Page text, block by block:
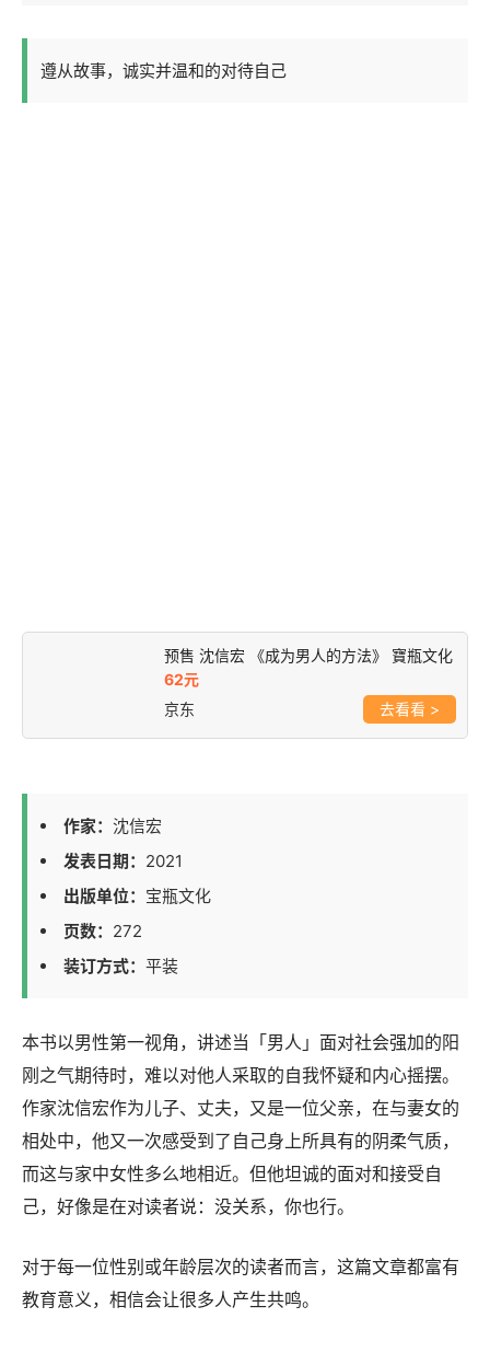
遵从故事，诚实并温和的对待自己
预售 沈信宏 《成为男人的方法》 寶瓶文化
62元
京东
>
作家： 沈信宏
发表日期： 2021
出版单位： 宝瓶文化
页数： 272
装订方式： 平装
本书以男性第一视角，讲述当「男人」面对社会强加的阳
刚之气期待时，难以对他人采取的自我怀疑和内心摇摆。
作家沈信宏作为儿子、丈夫，又是一位父亲，在与妻女的
相处中，他又一次感受到了自己身上所具有的阴柔气质，
而这与家中女性多么地相近。但他坦诚的面对和接受自
己，好像是在对读者说：没关系，你也行。
对于每一位性别或年龄层次的读者而言，这篇文章都富有
教育意义，相信会让很多人产生共鸣。